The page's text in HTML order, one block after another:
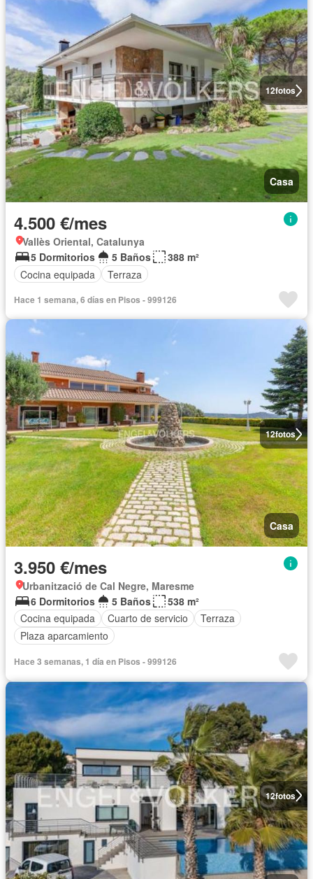
12fotos
Casa
4.500 €/mes
Vallès Oriental, Catalunya
5 Dormitorios
5 Baños
388 m²
Cocina equipada
Terraza
Hace 1 semana, 6 días en Pisos - 999126
12fotos
Casa
3.950 €/mes
Urbanització de Cal Negre, Maresme
6 Dormitorios
5 Baños
538 m²
Cocina equipada
Cuarto de servicio
Terraza
Plaza aparcamiento
Hace 3 semanas, 1 día en Pisos - 999126
12fotos